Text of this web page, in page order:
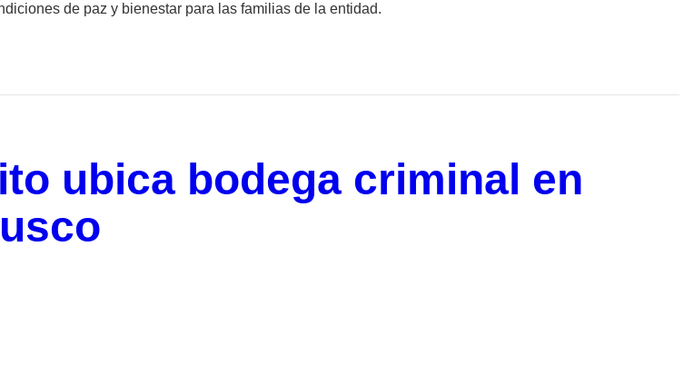
de paz y bienestar para las familias de la entidad.
ubica bodega criminal en